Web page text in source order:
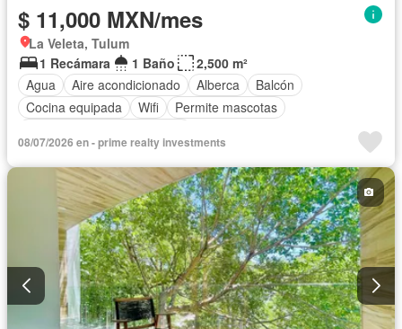
$ 11,000 MXN/mes
La Veleta, Tulum
1 Recámara
1 Baño
2,500 m²
Agua
Aire acondicionado Alberca
Balcón
Cocina equipada
Wifi
Permite mascotas
08/07/2026 en - prime realty investments